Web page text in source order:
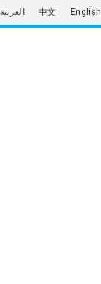
العربية 中文 English